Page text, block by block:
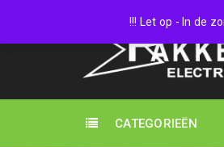
!!! Let op - In de
CATEGORIEËN